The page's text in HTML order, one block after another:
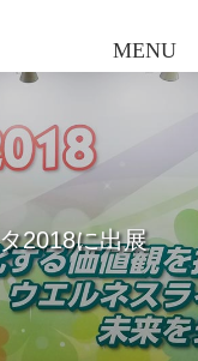
2018に出展